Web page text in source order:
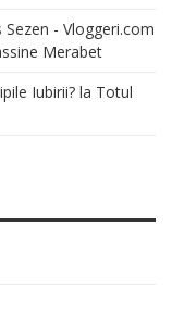
- Vloggeri.com
Merabet
Iubirii? la Totul